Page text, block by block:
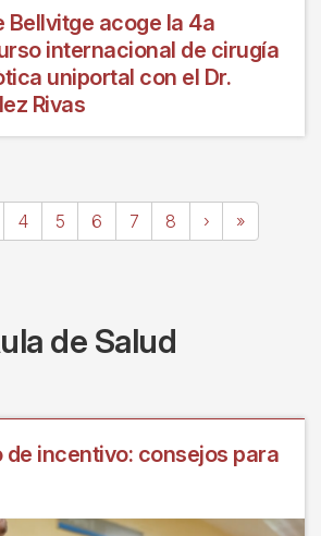
Bellvitge acoge la 4a
internacional de cirugía
uniportal con el Dr.
Rivas
Page
4 Page
5 Page
6 Page
7 Page
8
Siguiente
página
›
Última
página
»
de Salud
de incentivo: consejos para